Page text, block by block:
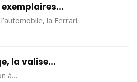
la Ferrari…
la valise...
à…